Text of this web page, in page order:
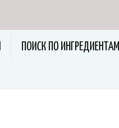
ПОИСК ПО ИНГРЕДИЕНТАМ